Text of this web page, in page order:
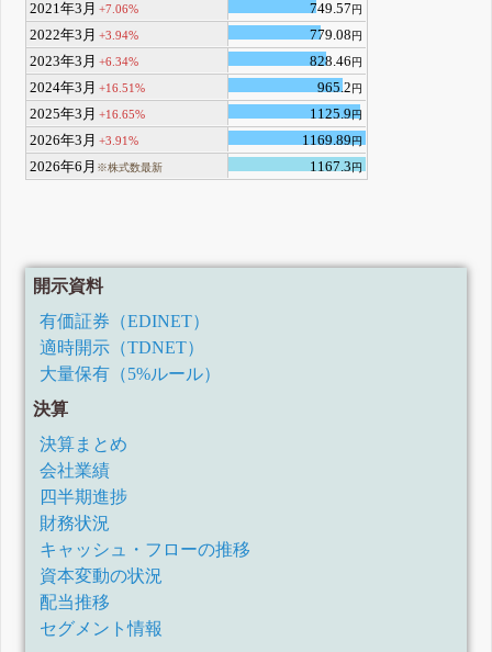
2021年3月 +7.06% 749.57円
2022年3月 +3.94% 779.08円
2023年3月 +6.34% 828.46円
2024年3月 +16.51% 965.2円
2025年3月 +16.65% 1125.9円
2026年3月 +3.91% 1169.89円
2026年6月 ※株式数最新 1167.3円
開示資料
有価証券（EDINET）
適時開示（TDNET）
大量保有（5%ルール）
決算
決算まとめ
会社業績
四半期進捗
財務状況
キャッシュ・フローの推移
資本変動の状況
配当推移
セグメント情報